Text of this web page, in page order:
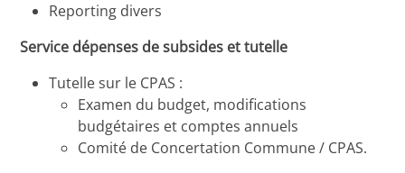
Reporting divers
Service dépenses de subsides et tutelle
Tutelle sur le CPAS :
Examen du budget, modifications
budgétaires et comptes annuels
Comité de Concertation Commune / CPAS.